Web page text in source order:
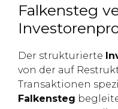
Falkensteg
Der strukturierte
von der auf
Transaktionen
Falkensteg